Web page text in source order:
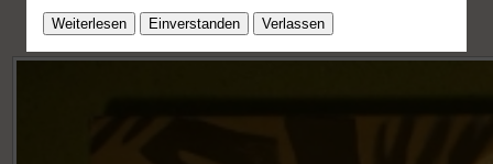
Weiterlesen Einverstanden Verlassen